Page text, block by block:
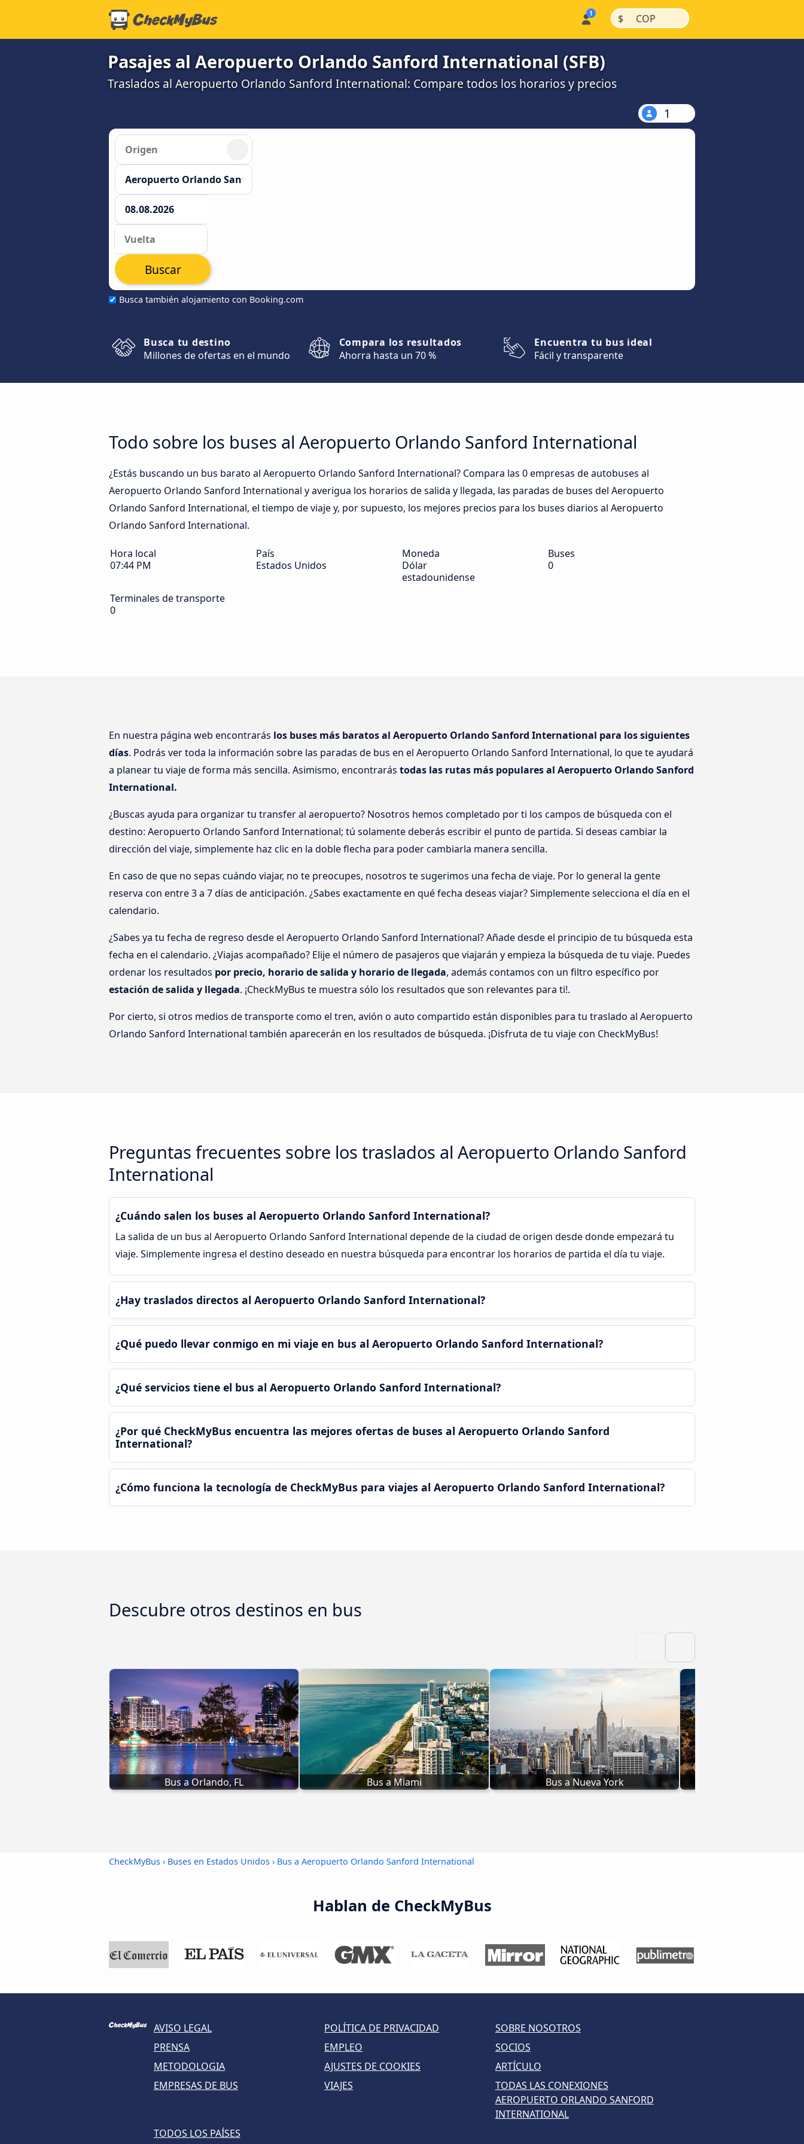
$ | COP |
Pasajes al Aeropuerto Orlando Sanford International (SFB)
Traslados al Aeropuerto Orlando Sanford International: Compare todos los horarios y precios
1
Busca también alojamiento con Booking.com
Buscar
Busca tu destino
Millones de ofertas en el mundo
Compara los resultados
Ahorra hasta un 70 %
Encuentra tu bus ideal
Fácil y transparente
Todo sobre los buses al Aeropuerto Orlando Sanford International
¿Estás buscando un bus barato al Aeropuerto Orlando Sanford International? Compara las 0 empresas de autobuses al
Aeropuerto Orlando Sanford International y averigua los horarios de salida y llegada, las paradas de buses del Aeropuerto
Orlando Sanford International, el tiempo de viaje y, por supuesto, los mejores precios para los buses diarios al Aeropuerto
Orlando Sanford International.
Hora local
07:44 PM
País
Estados Unidos
Moneda
Dólar
estadounidense
Buses
0
Terminales de transporte
0
En nuestra página web encontrarás los buses más baratos al Aeropuerto Orlando Sanford International para los siguientes
días. Podrás ver toda la información sobre las paradas de bus en el Aeropuerto Orlando Sanford International, lo que te ayudará
a planear tu viaje de forma más sencilla. Asimismo, encontrarás todas las rutas más populares al Aeropuerto Orlando Sanford
International.
¿Buscas ayuda para organizar tu transfer al aeropuerto? Nosotros hemos completado por ti los campos de búsqueda con el
destino: Aeropuerto Orlando Sanford International; tú solamente deberás escribir el punto de partida. Si deseas cambiar la
dirección del viaje, simplemente haz clic en la doble flecha para poder cambiarla manera sencilla.
En caso de que no sepas cuándo viajar, no te preocupes, nosotros te sugerimos una fecha de viaje. Por lo general la gente
reserva con entre 3 a 7 días de anticipación. ¿Sabes exactamente en qué fecha deseas viajar? Simplemente selecciona el día en el
calendario.
¿Sabes ya tu fecha de regreso desde el Aeropuerto Orlando Sanford International? Añade desde el principio de tu búsqueda esta
fecha en el calendario. ¿Viajas acompañado? Elije el número de pasajeros que viajarán y empieza la búsqueda de tu viaje. Puedes
ordenar los resultados por precio, horario de salida y horario de llegada, además contamos con un filtro específico por
estación de salida y llegada. ¡CheckMyBus te muestra sólo los resultados que son relevantes para ti!.
Por cierto, si otros medios de transporte como el tren, avión o auto compartido están disponibles para tu traslado al Aeropuerto
Orlando Sanford International también aparecerán en los resultados de búsqueda. ¡Disfruta de tu viaje con CheckMyBus!
Preguntas frecuentes sobre los traslados al Aeropuerto Orlando Sanford
International
¿Cuándo salen los buses al Aeropuerto Orlando Sanford International?
La salida de un bus al Aeropuerto Orlando Sanford International depende de la ciudad de origen desde donde empezará tu
viaje. Simplemente ingresa el destino deseado en nuestra búsqueda para encontrar los horarios de partida el día tu viaje.
¿Hay traslados directos al Aeropuerto Orlando Sanford International?
¿Qué puedo llevar conmigo en mi viaje en bus al Aeropuerto Orlando Sanford International?
¿Qué servicios tiene el bus al Aeropuerto Orlando Sanford International?
¿Por qué CheckMyBus encuentra las mejores ofertas de buses al Aeropuerto Orlando Sanford
International?
¿Cómo funciona la tecnología de CheckMyBus para viajes al Aeropuerto Orlando Sanford International?
Descubre otros destinos en bus
Bus a Orlando, FL Bus a Miami Bus a Nueva York
CheckMyBus › Buses en Estados Unidos › Bus a Aeropuerto Orlando Sanford International
Hablan de CheckMyBus
AVISO LEGAL POLÍTICA DE PRIVACIDAD
SOBRE NOSOTROS
PRENSA
EMPLEO
SOCIOS
METODOLOGIA
AJUSTES DE COOKIES
ARTÍCULO
EMPRESAS DE BUS
VIAJES
TODAS LAS CONEXIONES
AEROPUERTO ORLANDO SANFORD
INTERNATIONAL
TODOS LOS PAÍSES